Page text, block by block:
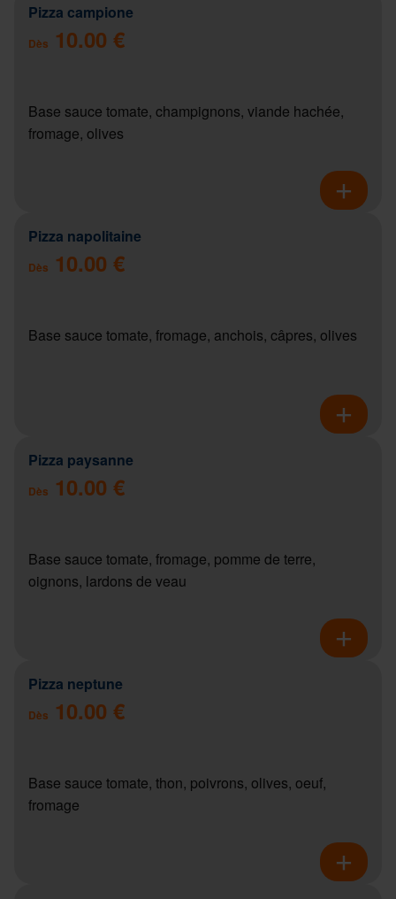
Pizza campione
Dès 10.00 €
Base sauce tomate, champignons, viande hachée,
fromage, olives
Pizza napolitaine
Dès 10.00 €
Base sauce tomate, fromage, anchois, câpres, olives
Pizza paysanne
Dès 10.00 €
Base sauce tomate, fromage, pomme de terre,
oignons, lardons de veau
Pizza neptune
Dès 10.00 €
Base sauce tomate, thon, poivrons, olives, oeuf,
fromage